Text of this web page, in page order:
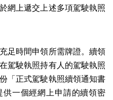
於網上遞交上述多項駕駛執照
足時間申領所需牌證。續領
駕駛執照持有人的駕駛執照
「正式駕駛執照續領通知書
一個經網上申請的續領密